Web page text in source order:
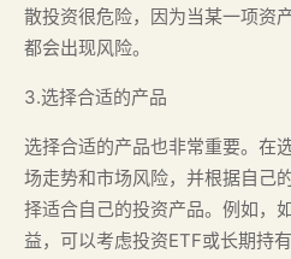
散投资很危险，因为当某一项资
都会出现风险。
3.选择合适的产品
选择合适的产品也非常重要。在
场走势和市场风险，并根据自己
择适合自己的投资产品。例如，
益，可以考虑投资ETF或长期持